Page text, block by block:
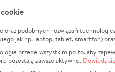
Informacje
Jak to działa?
oraz podobnych rozwiązań
jak np. laptop, tablet, smartfon)
przede wszystkim po to, aby
pozostają zawsze aktywne. Dowiedz